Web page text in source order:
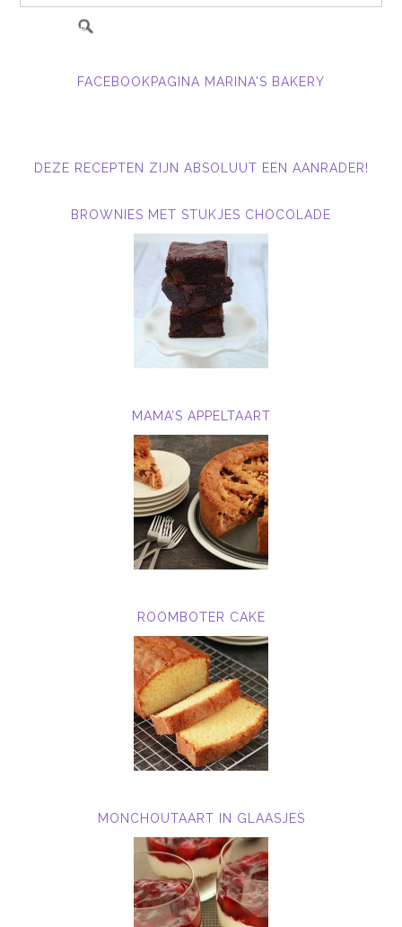
FACEBOOKPAGINA MARINA'S BAKERY
DEZE RECEPTEN ZIJN ABSOLUUT EEN AANRADER!
BROWNIES MET STUKJES CHOCOLADE
MAMA’S APPELTAART
ROOMBOTER CAKE
MONCHOUTAART IN GLAASJES